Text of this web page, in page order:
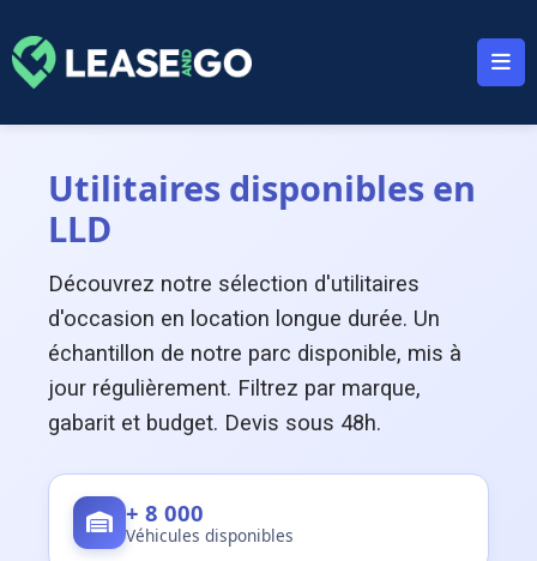
Utilitaires disponibles en
LLD
Découvrez notre sélection d'utilitaires
d'occasion en location longue durée. Un
échantillon de notre parc disponible, mis à
jour régulièrement. Filtrez par marque,
gabarit et budget. Devis sous 48h.
+ 8 000
Véhicules disponibles